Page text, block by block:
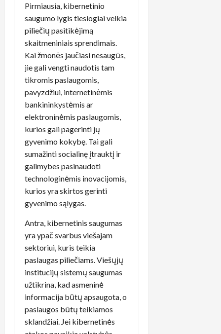
Pirmiausia, kibernetinio
saugumo lygis tiesiogiai veikia
piliečių pasitikėjimą
skaitmeniniais sprendimais.
Kai žmonės jaučiasi nesaugūs,
jie gali vengti naudotis tam
tikromis paslaugomis,
pavyzdžiui, internetinėmis
bankininkystėmis ar
elektroninėmis paslaugomis,
kurios gali pagerinti jų
gyvenimo kokybę. Tai gali
sumažinti socialinę įtrauktį ir
galimybes pasinaudoti
technologinėmis inovacijomis,
kurios yra skirtos gerinti
gyvenimo sąlygas.
Antra, kibernetinis saugumas
yra ypač svarbus viešajam
sektoriui, kuris teikia
paslaugas piliečiams. Viešųjų
institucijų sistemų saugumas
užtikrina, kad asmeninė
informacija būtų apsaugota, o
paslaugos būtų teikiamos
sklandžiai. Jei kibernetinės